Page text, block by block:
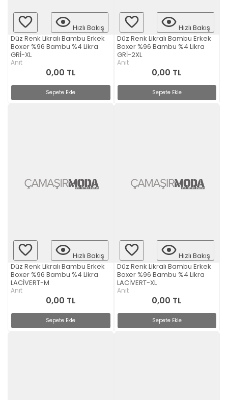
Hızlı Bakış
Düz Renk Likralı Bambu Erkek
Boxer %96 Bambu %4 Likra
GRİ-XL
Anıt
0,00 TL
Sepete Ekle
Hızlı Bakış
Düz Renk Likralı Bambu Erkek
Boxer %96 Bambu %4 Likra
GRİ-2XL
Anıt
0,00 TL
Sepete Ekle
Hızlı Bakış
Düz Renk Likralı Bambu Erkek
Boxer %96 Bambu %4 Likra
LACİVERT-M
Anıt
0,00 TL
Sepete Ekle
Hızlı Bakış
Düz Renk Likralı Bambu Erkek
Boxer %96 Bambu %4 Likra
LACİVERT-XL
Anıt
0,00 TL
Sepete Ekle